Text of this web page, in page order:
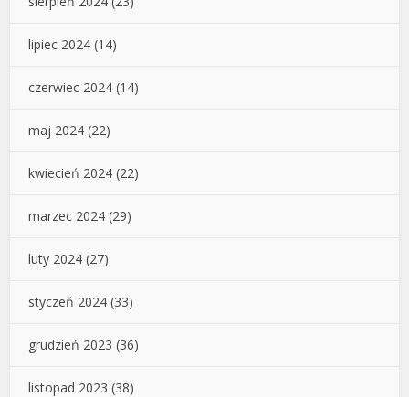
lipiec 2024 (14)
czerwiec 2024 (14)
maj 2024 (22)
kwiecień 2024 (22)
marzec 2024 (29)
luty 2024 (27)
styczeń 2024 (33)
grudzień 2023 (36)
listopad 2023 (38)